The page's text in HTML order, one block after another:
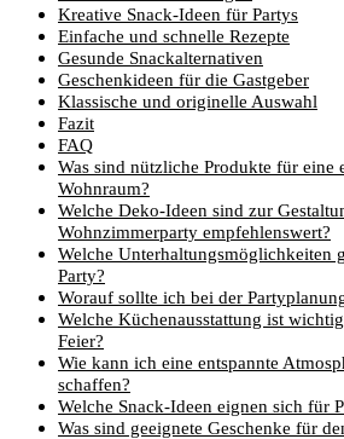
Kreative Snack-Ideen für Partys
Einfache und schnelle Rezepte
Gesunde Snackalternativen
Geschenkideen für die Gastgeber
Klassische und originelle Auswahl
Fazit
FAQ
Was sind nützliche Produkte für eine
Wohnraum?
Welche Deko-Ideen sind zur
Wohnzimmerparty empfehlenswert?
Welche Unterhaltungsmöglichkeiten
Party?
Worauf sollte ich bei der
Welche Küchenausstattung ist
Feier?
Wie kann ich eine entspannte
schaffen?
Welche Snack-Ideen eignen sich für
Was sind geeignete Geschenke für